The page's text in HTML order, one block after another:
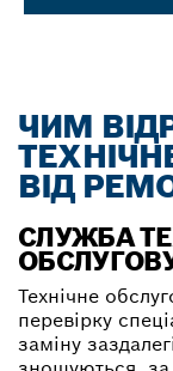
ЧИМ
ВІД
СЛУЖБА
Технічне
перевірку
заміну